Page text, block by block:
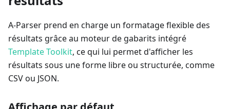
A-Parser prend en charge un formatage flexible des
résultats grâce au moteur de gabarits intégré
Template Toolkit, ce qui lui permet d'afficher les
résultats sous une forme libre ou structurée, comme
CSV ou JSON.